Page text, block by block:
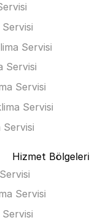
Servisi
Servisi
Servisi
Servisi
Servisi
Servisi
Hizmet Bölgeleri
Servisi